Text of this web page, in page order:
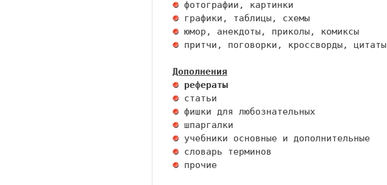
притчи, поговорки, кроссворды, цитаты
Дополнения
рефераты